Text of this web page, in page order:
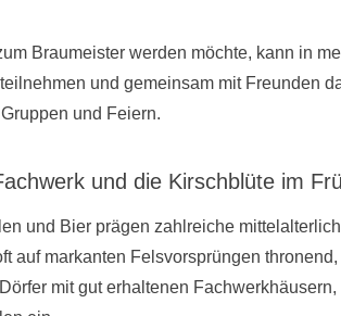
Braumeister werden möchte, kann in
und gemeinsam mit Freunden
und Feiern.
und die Kirschblüte im
und Bier prägen zahlreiche
auf markanten Felsvorsprüngen
mit gut erhaltenen